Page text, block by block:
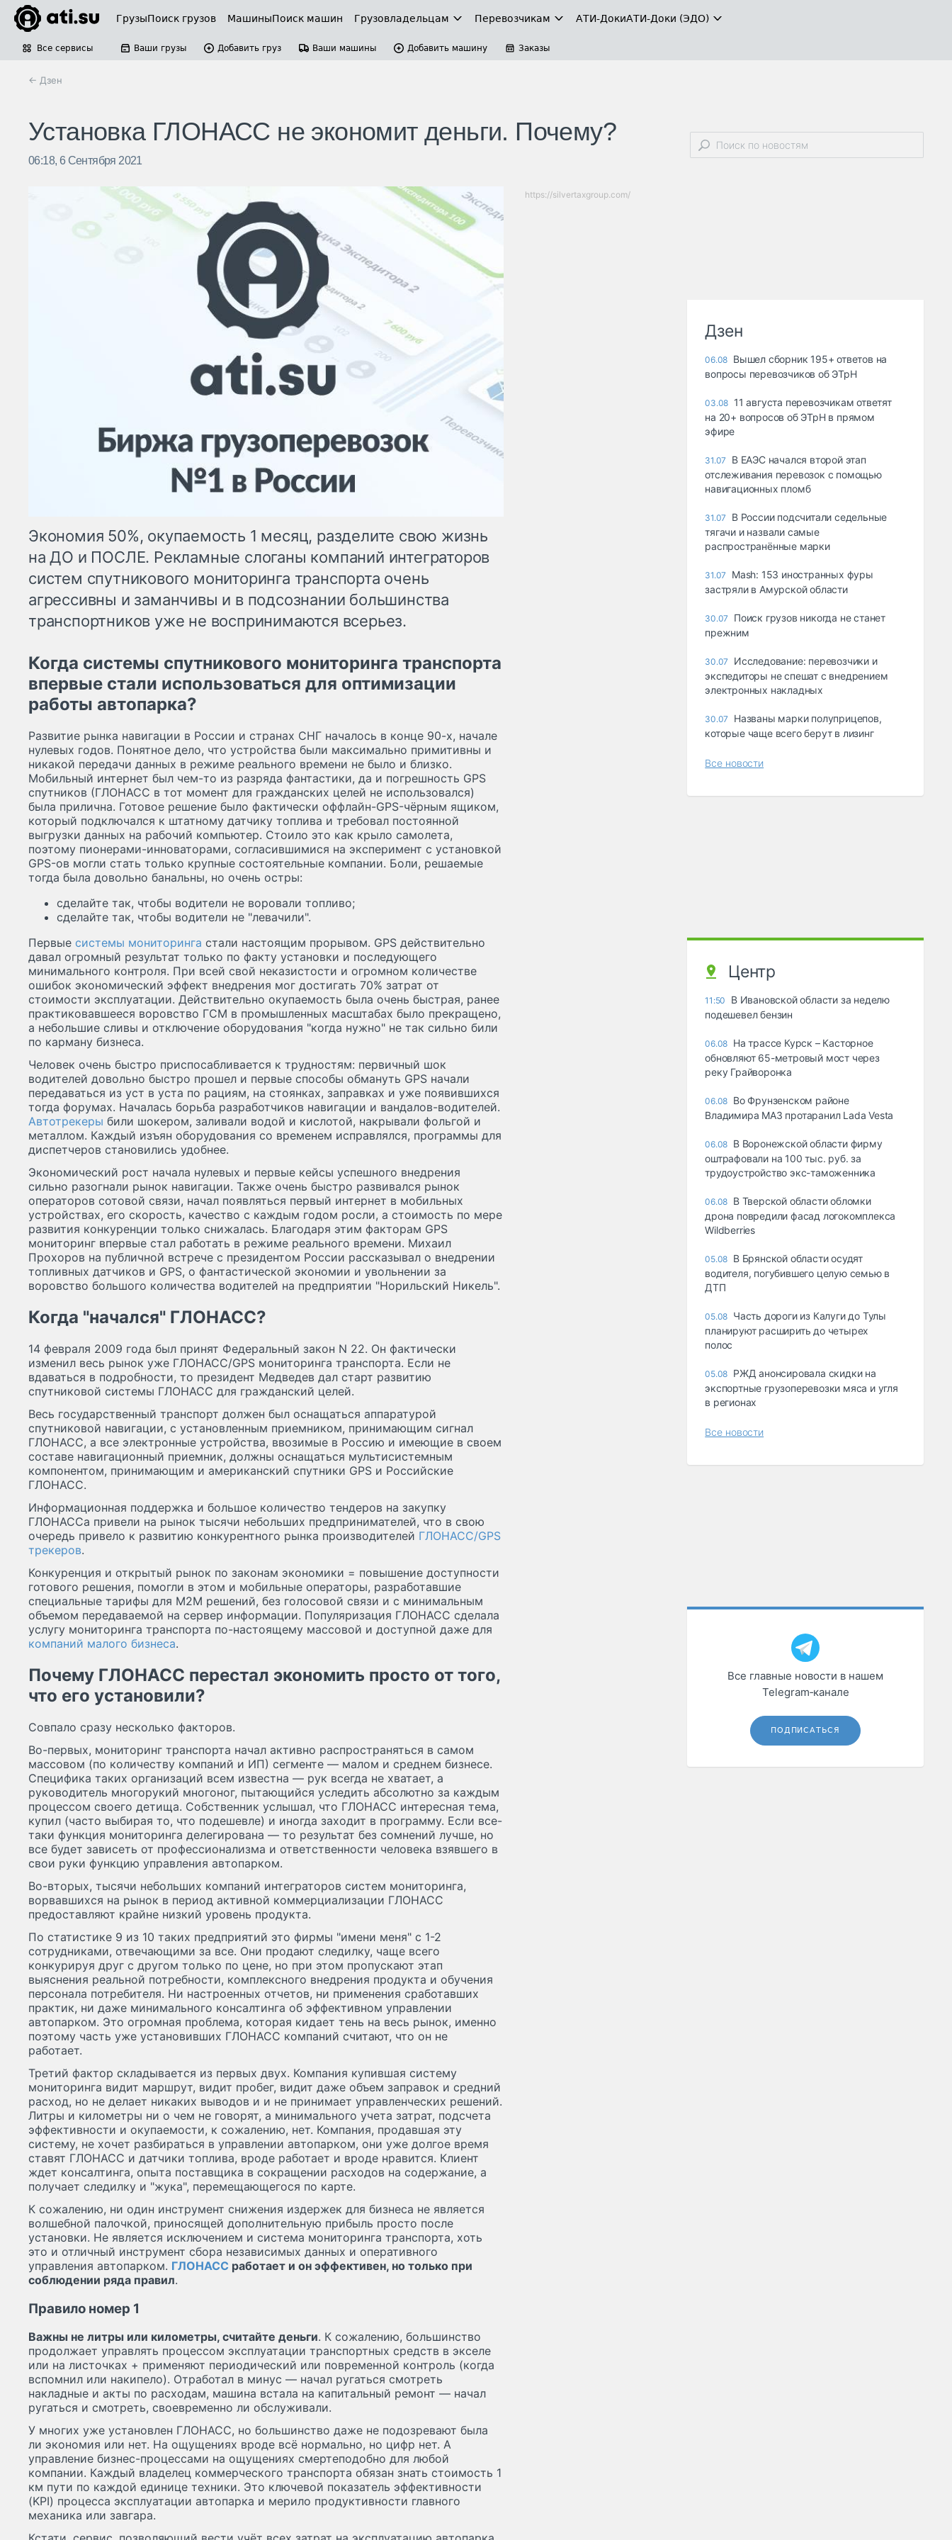
ГрузыПоиск грузов МашиныПоиск машин Грузовладельцам Перевозчикам АТИ-ДокиАТИ-Доки (ЭДО)
Все сервисы Ваши грузы Добавить груз Ваши машины Добавить машину Заказы
← Дзен
Установка ГЛОНАСС не экономит деньги. Почему?
06:18, 6 Сентября 2021
https://silvertaxgroup.com/
Экономия 50%, окупаемость 1 месяц, разделите свою жизнь
на ДО и ПОСЛЕ. Рекламные слоганы компаний интеграторов
систем спутникового мониторинга транспорта очень
агрессивны и заманчивы и в подсознании большинства
транспортников уже не воспринимаются всерьез.
Когда системы спутникового мониторинга транспорта
впервые стали использоваться для оптимизации
работы автопарка?
Развитие рынка навигации в России и странах СНГ началось в конце 90-х, начале
нулевых годов. Понятное дело, что устройства были максимально примитивны и
никакой передачи данных в режиме реального времени не было и близко.
Мобильный интернет был чем-то из разряда фантастики, да и погрешность GPS
спутников (ГЛОНАСС в тот момент для гражданских целей не использовался)
была прилична. Готовое решение было фактически оффлайн-GPS-чёрным ящиком,
который подключался к штатному датчику топлива и требовал постоянной
выгрузки данных на рабочий компьютер. Стоило это как крыло самолета,
поэтому пионерами-инноваторами, согласившимися на эксперимент с установкой
GPS-ов могли стать только крупные состоятельные компании. Боли, решаемые
тогда была довольно банальны, но очень остры:
сделайте так, чтобы водители не воровали топливо;
сделайте так, чтобы водители не "левачили".
Первые системы мониторинга стали настоящим прорывом. GPS действительно
давал огромный результат только по факту установки и последующего
минимального контроля. При всей свой неказистости и огромном количестве
ошибок экономический эффект внедрения мог достигать 70% затрат от
стоимости эксплуатации. Действительно окупаемость была очень быстрая, ранее
практиковавшееся воровство ГСМ в промышленных масштабах было прекращено,
а небольшие сливы и отключение оборудования "когда нужно" не так сильно били
по карману бизнеса.
Человек очень быстро приспосабливается к трудностям: первичный шок
водителей довольно быстро прошел и первые способы обмануть GPS начали
передаваться из уст в уста по рациям, на стоянках, заправках и уже появившихся
тогда форумах. Началась борьба разработчиков навигации и вандалов-водителей.
Автотрекеры били шокером, заливали водой и кислотой, накрывали фольгой и
металлом. Каждый изъян оборудования со временем исправлялся, программы для
диспетчеров становились удобнее.
Экономический рост начала нулевых и первые кейсы успешного внедрения
сильно разогнали рынок навигации. Также очень быстро развивался рынок
операторов сотовой связи, начал появляться первый интернет в мобильных
устройствах, его скорость, качество с каждым годом росли, а стоимость по мере
развития конкуренции только снижалась. Благодаря этим факторам GPS
мониторинг впервые стал работать в режиме реального времени. Михаил
Прохоров на публичной встрече с президентом России рассказывал о внедрении
топливных датчиков и GPS, о фантастической экономии и увольнении за
воровство большого количества водителей на предприятии "Норильский Никель".
Когда "начался" ГЛОНАСС?
14 февраля 2009 года был принят Федеральный закон N 22. Он фактически
изменил весь рынок уже ГЛОНАСС/GPS мониторинга транспорта. Если не
вдаваться в подробности, то президент Медведев дал старт развитию
спутниковой системы ГЛОНАСС для гражданский целей.
Весь государственный транспорт должен был оснащаться аппаратурой
спутниковой навигации, с установленным приемником, принимающим сигнал
ГЛОНАСС, а все электронные устройства, ввозимые в Россию и имеющие в своем
составе навигационный приемник, должны оснащаться мультисистемным
компонентом, принимающим и американский спутники GPS и Российские
ГЛОНАСС.
Информационная поддержка и большое количество тендеров на закупку
ГЛОНАССа привели на рынок тысячи небольших предпринимателей, что в свою
очередь привело к развитию конкурентного рынка производителей ГЛОНАСС/GPS
трекеров.
Конкуренция и открытый рынок по законам экономики = повышение доступности
готового решения, помогли в этом и мобильные операторы, разработавшие
специальные тарифы для М2М решений, без голосовой связи и с минимальным
объемом передаваемой на сервер информации. Популяризация ГЛОНАСС сделала
услугу мониторинга транспорта по-настоящему массовой и доступной даже для
компаний малого бизнеса.
Почему ГЛОНАСС перестал экономить просто от того,
что его установили?
Совпало сразу несколько факторов.
Во-первых, мониторинг транспорта начал активно распространяться в самом
массовом (по количеству компаний и ИП) сегменте — малом и среднем бизнесе.
Специфика таких организаций всем известна — рук всегда не хватает, а
руководитель многорукий многоног, пытающийся уследить абсолютно за каждым
процессом своего детища. Собственник услышал, что ГЛОНАСС интересная тема,
купил (часто выбирая то, что подешевле) и иногда заходит в программу. Если все-
таки функция мониторинга делегирована — то результат без сомнений лучше, но
все будет зависеть от профессионализма и ответственности человека взявшего в
свои руки функцию управления автопарком.
Во-вторых, тысячи небольших компаний интеграторов систем мониторинга,
ворвавшихся на рынок в период активной коммерциализации ГЛОНАСС
предоставляют крайне низкий уровень продукта.
По статистике 9 из 10 таких предприятий это фирмы "имени меня" с 1-2
сотрудниками, отвечающими за все. Они продают следилку, чаще всего
конкурируя друг с другом только по цене, но при этом пропускают этап
выяснения реальной потребности, комплексного внедрения продукта и обучения
персонала потребителя. Ни настроенных отчетов, ни применения сработавших
практик, ни даже минимального консалтинга об эффективном управлении
автопарком. Это огромная проблема, которая кидает тень на весь рынок, именно
поэтому часть уже установивших ГЛОНАСС компаний считают, что он не
работает.
Третий фактор складывается из первых двух. Компания купившая систему
мониторинга видит маршрут, видит пробег, видит даже объем заправок и средний
расход, но не делает никаких выводов и и не принимает управленческих решений.
Литры и километры ни о чем не говорят, а минимального учета затрат, подсчета
эффективности и окупаемости, к сожалению, нет. Компания, продавшая эту
систему, не хочет разбираться в управлении автопарком, они уже долгое время
ставят ГЛОНАСС и датчики топлива, вроде работает и вроде нравится. Клиент
ждет консалтинга, опыта поставщика в сокращении расходов на содержание, а
получает следилку и "жука", перемещающегося по карте.
К сожалению, ни один инструмент снижения издержек для бизнеса не является
волшебной палочкой, приносящей дополнительную прибыль просто после
установки. Не является исключением и система мониторинга транспорта, хоть
это и отличный инструмент сбора независимых данных и оперативного
управления автопарком. ГЛОНАСС работает и он эффективен, но только при
соблюдении ряда правил.
Правило номер 1
Важны не литры или километры, считайте деньги. К сожалению, большинство
продолжает управлять процессом эксплуатации транспортных средств в экселе
или на листочках + применяют периодический или повременной контроль (когда
вспомнил или накипело). Отработал в минус — начал ругаться смотреть
накладные и акты по расходам, машина встала на капитальный ремонт — начал
ругаться и смотреть, своевременно ли обслуживали.
У многих уже установлен ГЛОНАСС, но большинство даже не подозревают была
ли экономия или нет. На ощущениях вроде всё нормально, но цифр нет. А
управление бизнес-процессами на ощущениях смертеподобно для любой
компании. Каждый владелец коммерческого транспорта обязан знать стоимость 1
км пути по каждой единице техники. Это ключевой показатель эффективности
(KPI) процесса эксплуатации автопарка и мерило продуктивности главного
механика или завгара.
Дзен
06.08 Вышел сборник 195+ ответов на
вопросы перевозчиков об ЭТрН
03.08 11 августа перевозчикам ответят
на 20+ вопросов об ЭТрН в прямом
эфире
31.07
В ЕАЭС начался второй этап
отслеживания перевозок с помощью
навигационных пломб
31.07
В России подсчитали седельные
тягачи и назвали самые
распространённые марки
31.07
Mash: 153 иностранных фуры
застряли в Амурской области
30.07
Поиск грузов никогда не станет
прежним
30.07
Исследование: перевозчики и
экспедиторы не спешат с внедрением
электронных накладных
30.07
Названы марки полуприцепов,
которые чаще всего берут в лизинг
Все новости
Центр
11:50
В Ивановской области за неделю
подешевел бензин
06.08 На трассе Курск – Касторное
обновляют 65-метровый мост через
реку Грайворонка
06.08 Во Фрунзенском районе
Владимира МАЗ протаранил Lada Vesta
06.08 В Воронежской области фирму
оштрафовали на 100 тыс. руб. за
трудоустройство экс-таможенника
06.08 В Тверской области обломки
дрона повредили фасад логокомплекса
Wildberries
05.08 В Брянской области осудят
водителя, погубившего целую семью в
ДТП
05.08 Часть дороги из Калуги до Тулы
планируют расширить до четырех
полос
05.08 РЖД анонсировала скидки на
экспортные грузоперевозки мяса и угля
в регионах
Все новости
Все главные новости в нашем
Telegram‑канале
ПОДПИСАТЬСЯ